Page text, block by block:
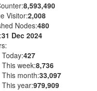
8,593,490
Visitor:2,008
Nodes:480
31 Dec 2024
Today:427
This week:8,736
This month:33,097
This year:979,909